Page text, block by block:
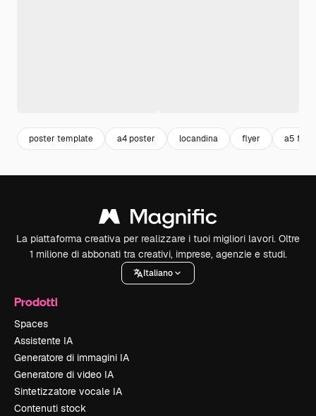
poster template a4 poster locandina flyer a5 flyer
La piattaforma creativa per realizzare i tuoi migliori lavori. Oltre
1 milione di abbonati tra creativi, imprese, agenzie e studi.
Italiano
Prodotti
Spaces
Assistente IA
Generatore di immagini IA
Generatore di video IA
Sintetizzatore vocale IA
Contenuti stock